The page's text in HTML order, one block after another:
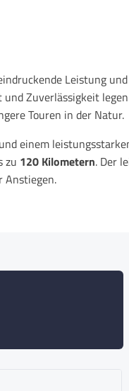
Leistung
Zuverlässigkeit
Touren in der Natur.
und einem
zu 120 Kilometern. Der
Anstiegen.
die MarkePIXAR
Mobilität ist es
Welt auf ganz neue